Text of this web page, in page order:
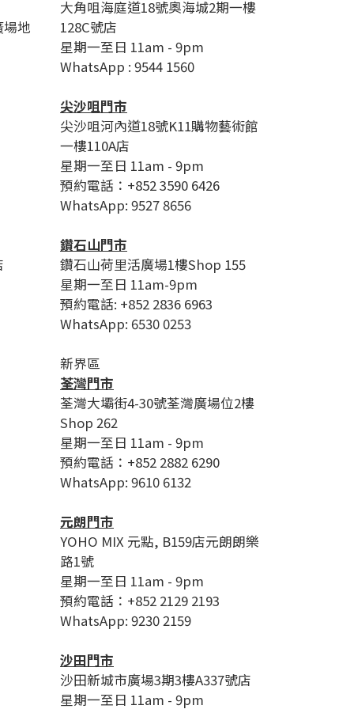
地
大角咀海庭道18號奧海城2期一樓
128C號店
星期一至日 11am - 9pm
WhatsApp : 9544 1560
尖沙咀門市
尖沙咀河內道18號K11購物藝術館
一樓110A店
星期一至日 11am - 9pm
預約電話：+852 3590 6426
WhatsApp: 9527 8656
鑽石山門市
鑽石山荷里活廣場1樓Shop 155
星期一至日 11am-9pm
預約電話: +852 2836 6963
WhatsApp: 6530 0253
新界區
荃灣門市
荃灣大壩街4-30號荃灣廣場位2樓
Shop 262
星期一至日 11am - 9pm
預約電話：+852 2882 6290
WhatsApp: 9610 6132
元朗門市
YOHO MIX 元點, B159店元朗朗樂
路1號
星期一至日 11am - 9pm
預約電話：+852 2129 2193
WhatsApp: 9230 2159
沙田門市
沙田新城市廣場3期3樓A337號店
星期一至日 11am - 9pm